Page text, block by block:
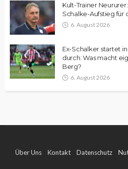
Kult-Trainer
Schalke-Aufstieg für
6. August 2026
Ex-Schalker startet
durch: Was macht
Berg?
6. August 2026
Über Uns Kontakt Datenschutz